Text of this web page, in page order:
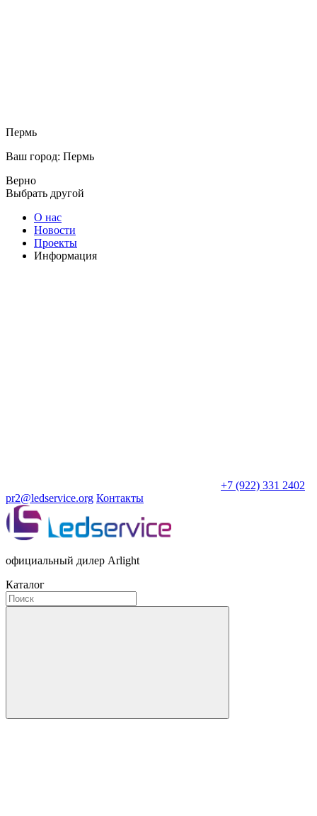
Пермь
Ваш город: Пермь
Верно
Выбрать другой
О нас
Новости
Проекты
Информация
+7 (922) 331 2402
pr2@ledservice.org Контакты
официальный дилер Arlight
Каталог